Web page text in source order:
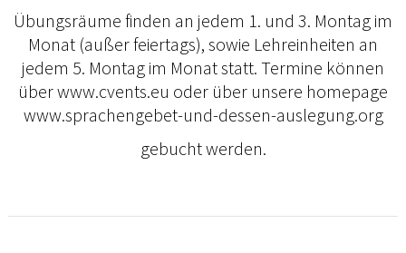
Übungsräume finden an jedem 1. und 3. Montag im
Monat (außer feiertags), sowie Lehreinheiten an
jedem 5. Montag im Monat statt. Termine können
über www.cvents.eu oder über unsere homepage
www.sprachengebet-und-dessen-auslegung.org
gebucht werden.